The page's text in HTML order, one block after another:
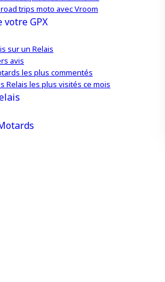
trips moto avec Vroom
votre GPX
sur un Relais
avis
les plus commentés
Relais les plus visités ce mois